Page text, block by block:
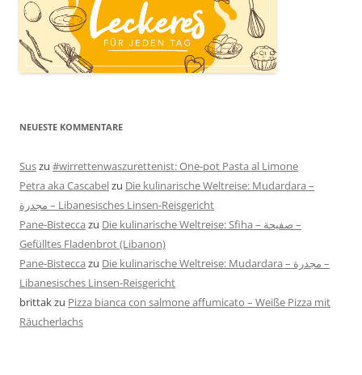
NEUESTE KOMMENTARE
Suszu #wirrettenwaszurettenist: One-pot Pasta al Limone
Petra aka Cascabelzu Die kulinarische Weltreise: Mudardara –
مجدرة – Libanesisches Linsen-Reisgericht
Pane-Bistecca zu Die kulinarische Weltreise: Sfiha – صفيحة –
Gefülltes Fladenbrot (Libanon)
Pane-Bistecca zu Die kulinarische Weltreise: Mudardara – مجدرة –
Libanesisches Linsen-Reisgericht
brittakzu Pizza bianca con salmone affumicato – Weiße Pizza mit
Räucherlachs